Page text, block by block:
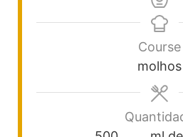
Course
molhos